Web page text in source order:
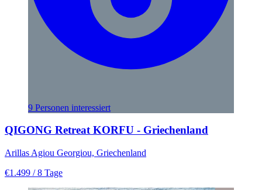
9 Personen interessiert
QIGONG Retreat KORFU - Griechenland
Arillas Agiou Georgiou, Griechenland
€1.499 / 8 Tage